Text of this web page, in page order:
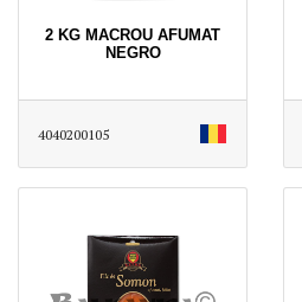
2 KG MACROU AFUMAT
NEGRO
4040200105